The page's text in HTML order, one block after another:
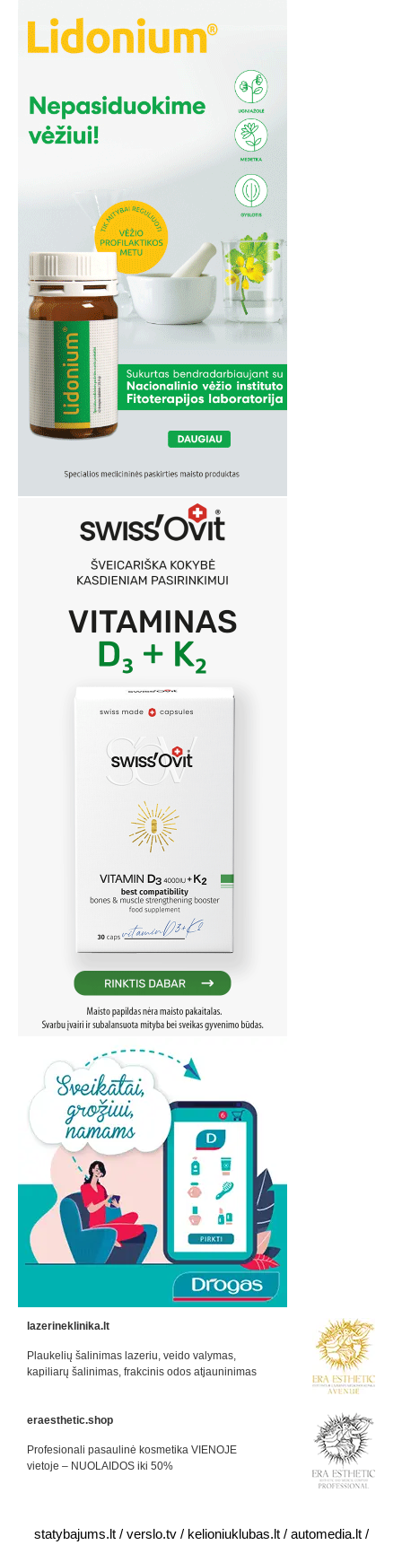
lazerineklinika.lt
Plaukelių šalinimas lazeriu, veido valymas,
kapiliarų šalinimas, frakcinis odos atjauninimas
eraesthetic.shop
Profesionali pasaulinė kosmetika VIENOJE
vietoje – NUOLAIDOS iki 50%
statybajums.lt/ verslo.tv/ kelioniuklubas.lt/ automedia.lt/